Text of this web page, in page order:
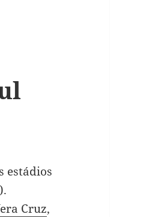
estádios
Cruz,